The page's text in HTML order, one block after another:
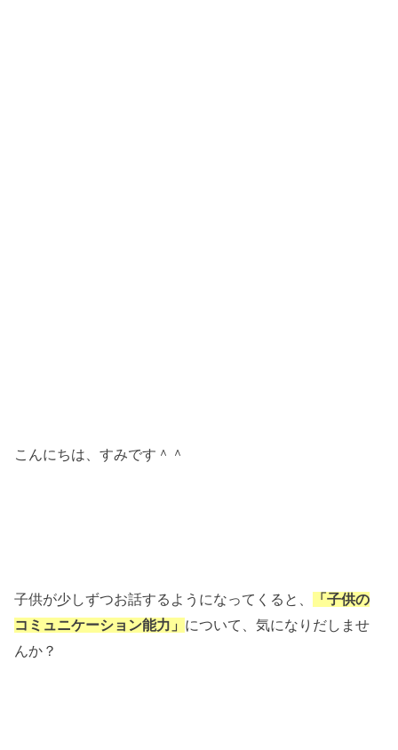
こんにちは、すみです＾＾
子供が少しずつお話するようになってくると、
「子供の
コミュニケーション能力」 について、気になりだしませ
んか？